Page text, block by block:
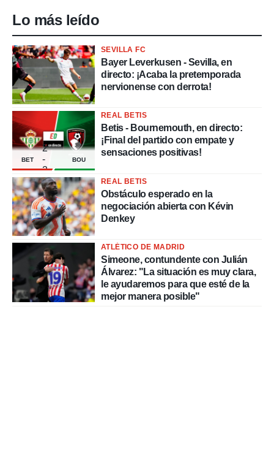
Lo más leído
SEVILLA FC
Bayer Leverkusen - Sevilla, en
directo: ¡Acaba la pretemporada
nervionense con derrota!
BET
2
-
2
BOU
REAL BETIS
Betis - Bournemouth, en directo:
¡Final del partido con empate y
sensaciones positivas!
REAL BETIS
Obstáculo esperado en la
negociación abierta con Kévin
Denkey
ATLÉTICO DE MADRID
Simeone, contundente con Julián
Álvarez: "La situación es muy clara,
le ayudaremos para que esté de la
mejor manera posible"